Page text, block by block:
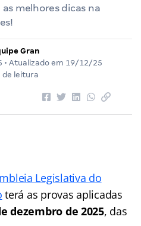
as melhores dicas na
Gran
• Atualizado em 19/12/25
de leitura
Legislativa do
terá as provas aplicadas
dezembro de 2025, das